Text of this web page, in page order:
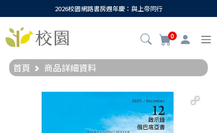
2026校園網路書房週年慶：與上帝同行
0
首頁 商品詳細資料